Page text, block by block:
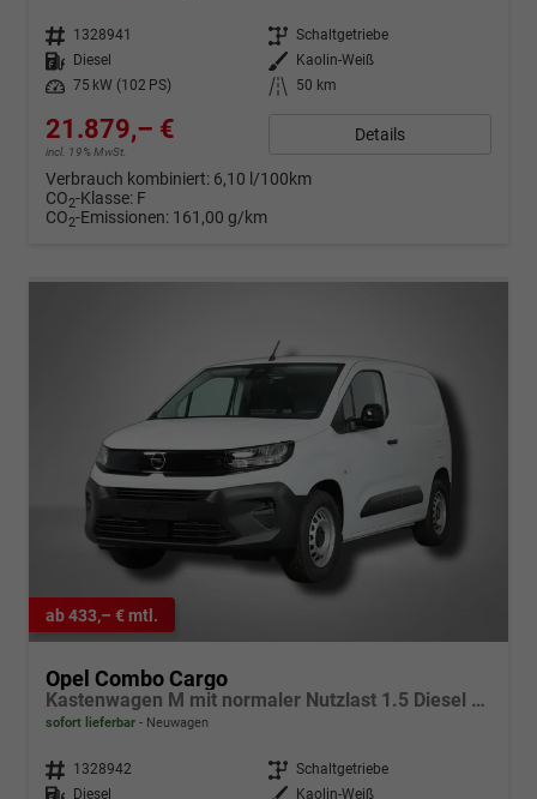
Fahrzeugnr. 1328941 Getriebe Schaltgetriebe
Kraftstoff
Diesel Außenfarbe
Kaolin-Weiß
Leistung
75 kW (102 PS) Kilometerstand 50 km
21.879,– €
incl. 19% MwSt.
Details
Verbrauch kombiniert: 6,10 l/100km
CO2-Klasse: F
CO2-Emissionen: 161,00 g/km
ab 433,– € mtl.
Opel Combo Cargo
Kastenwagen M mit normaler Nutzlast 1.5 Diesel 6-Gang
sofort lieferbar Neuwagen
Fahrzeugnr. 1328942 Getriebe Schaltgetriebe
Kraftstoff
Diesel Außenfarbe Kaolin-Weiß